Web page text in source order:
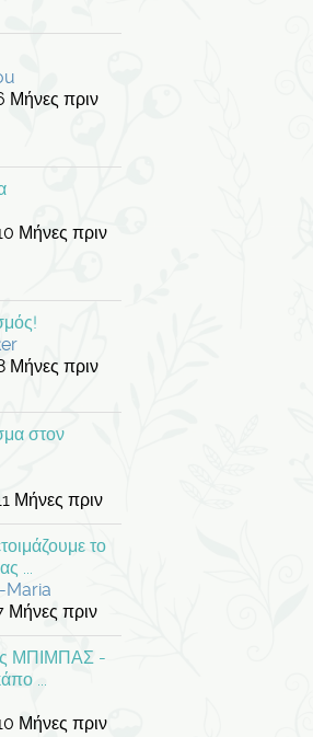
Μήνες πριν
Μήνες πριν
Μήνες πριν
στον
Μήνες πριν
το
...
Maria
Μήνες πριν
ΜΠΙΜΠΑΣ -
...
Μήνες πριν